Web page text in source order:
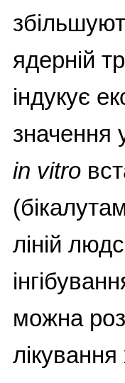
ядерній
індукує
значення
in vitro
ліній
можна